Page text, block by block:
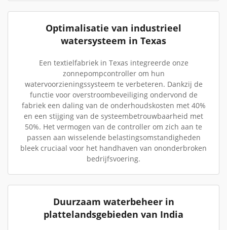
Optimalisatie van industrieel
watersysteem in Texas
Een textielfabriek in Texas integreerde onze
zonnepompcontroller om hun
watervoorzieningssysteem te verbeteren. Dankzij de
functie voor overstroombeveiliging ondervond de
fabriek een daling van de onderhoudskosten met 40%
en een stijging van de systeembetrouwbaarheid met
50%. Het vermogen van de controller om zich aan te
passen aan wisselende belastingsomstandigheden
bleek cruciaal voor het handhaven van ononderbroken
bedrijfsvoering.
Duurzaam waterbeheer in
plattelandsgebieden van India